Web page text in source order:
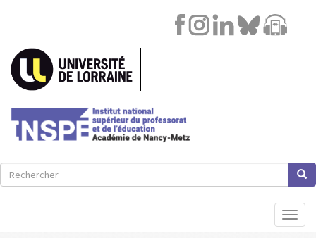
contenu
principal
Image
Lien
Rechercher
Rechercher